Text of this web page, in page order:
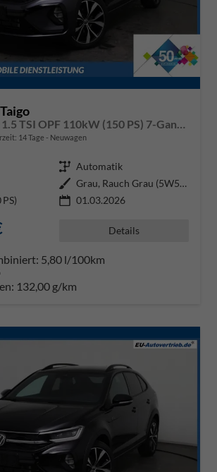
14 Tage Neuwagen
Getriebe Automatik
Außenfarbe
Grau, Rauch Grau (5W5W)
01.03.2026
Details
5,80 l/100km
132,00 g/km